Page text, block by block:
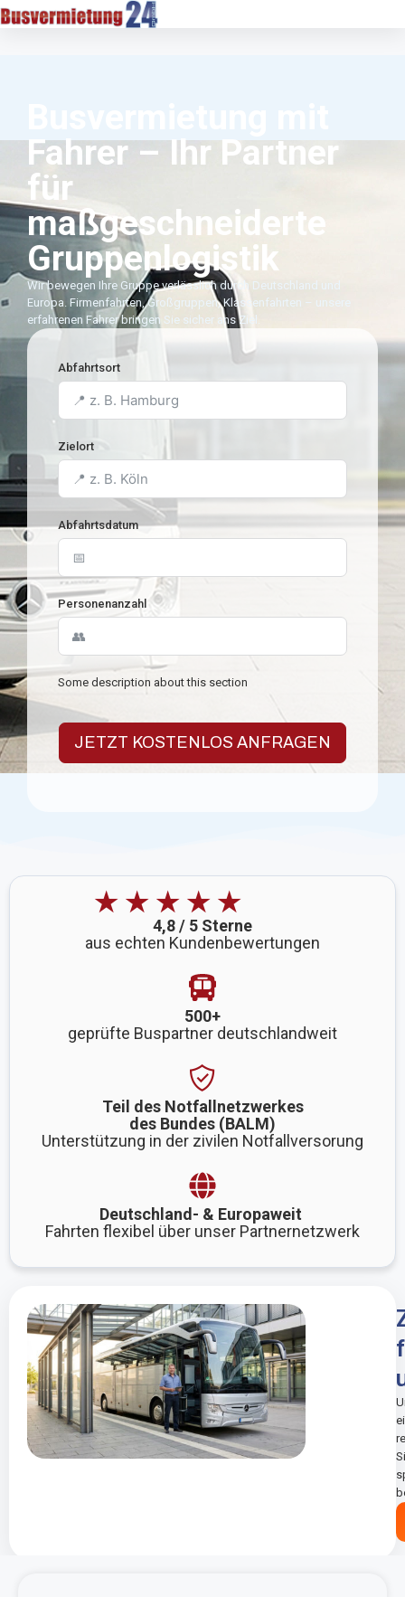
Fahrer – Ihr Partner
für
maßgeschneiderte
Gruppenlogistik
Wir bewegen Ihre Gruppe verlässlich durch Deutschland und
Europa. Firmenfahrten, Großgruppen, Klassenfahrten – unsere
erfahrenen Fahrer bringen Sie sicher ans Ziel.
Abfahrtsort
Zielort
Abfahrtsdatum
Personenanzahl
Some description about this section
JETZT KOSTENLOS ANFRAGEN
★★★★★
4,8 / 5 Sterne
aus echten Kundenbewertungen
500+
geprüfte Buspartner deutschlandweit
Teil des Notfallnetzwerkes
des Bundes (BALM)
Unterstützung in der zivilen Notfallversorung
Deutschland- & Europaweit
Fahrten flexibel über unser Partnernetzwerk